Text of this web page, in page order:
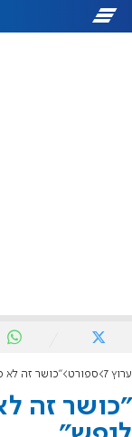
ערוץ 7 ספורט "כושר זה לא
"כושר זה